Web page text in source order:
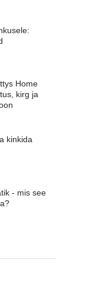
Home
kirg ja
kinkida
- mis see